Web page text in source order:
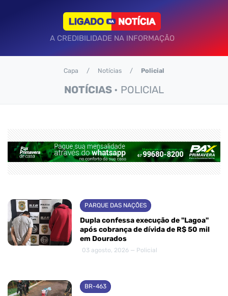
A CREDIBILIDADE NA INFORMAÇÃO
NOTÍCIAS • POLICIAL
Capa Notícias Policial
PARQUE DAS NAÇÕES
Dupla confessa execução de "Lagoa"
após cobrança de dívida de R$ 50 mil
em Dourados
03 agosto, 2026 — Policial
BR-463